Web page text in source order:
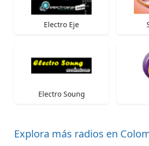
Electro Eje
Electro Soung
Explora más radios en